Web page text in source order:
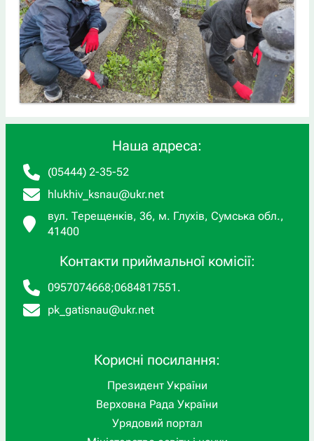
Наша адреса:
(05444) 2-35-52
hlukhiv_ksnau@ukr.net
вул. Терещенків, 36, м. Глухів, Сумська обл.,
41400
Контакти приймальної комісії:
0957074668;0684817551 .
pk_gatisnau@ukr.net
Корисні посилання:
Президент України
Верховна Рада України
Урядовий портал